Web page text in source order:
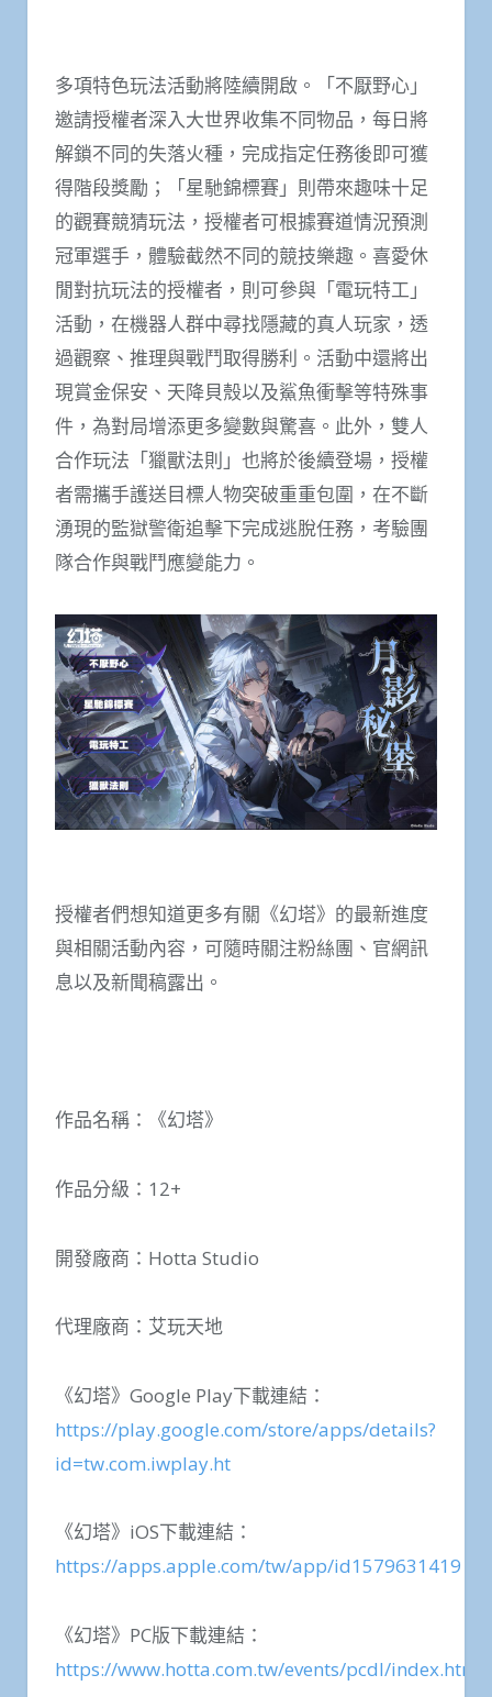
多項特色玩法活動將陸續開啟。「不厭野心」
邀請授權者深入大世界收集不同物品，每日將
解鎖不同的失落火種，完成指定任務後即可獲
得階段獎勵；「星馳錦標賽」則帶來趣味十足
的觀賽競猜玩法，授權者可根據賽道情況預測
冠軍選手，體驗截然不同的競技樂趣。喜愛休
閒對抗玩法的授權者，則可參與「電玩特工」
活動，在機器人群中尋找隱藏的真人玩家，透
過觀察、推理與戰鬥取得勝利。活動中還將出
現賞金保安、天降貝殼以及鯊魚衝擊等特殊事
件，為對局增添更多變數與驚喜。此外，雙人
合作玩法「獵獸法則」也將於後續登場，授權
者需攜手護送目標人物突破重重包圍，在不斷
湧現的監獄警衛追擊下完成逃脫任務，考驗團
隊合作與戰鬥應變能力。
授權者們想知道更多有關《幻塔》的最新進度
與相關活動內容，可隨時關注粉絲團、官網訊
息以及新聞稿露出。
作品名稱：《幻塔》
作品分級：12+
開發廠商：Hotta Studio
代理廠商：艾玩天地
《幻塔》Google Play下載連結：
https://play.google.com/store/apps/details?
id=tw.com.iwplay.ht
《幻塔》iOS下載連結：
https://apps.apple.com/tw/app/id1579631419
《幻塔》PC版下載連結：
https://www.hotta.com.tw/events/pcdl/index.html